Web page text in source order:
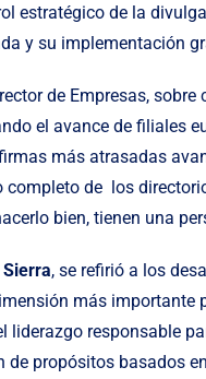
estratégico de la
y su implementación
de Empresas,
el avance de filiales
más atrasadas
de los
bien, tienen una
, se refirió a los
más importante
responsable
propósitos basados